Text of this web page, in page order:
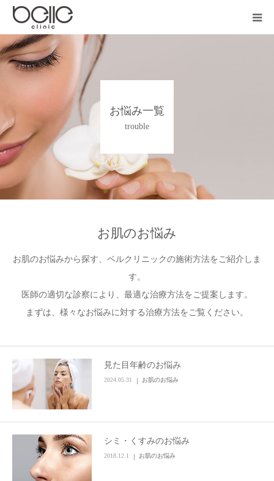
お悩み一覧
trouble
お肌のお悩み
お肌のお悩みから探す、ベルクリニックの施術方法をご紹介しま
す。
医師の適切な診察により、最適な治療方法をご提案します。
まずは、様々なお悩みに対する治療方法をご覧ください。
見た目年齢のお悩み
2024.05.31 お肌のお悩み
シミ・くすみのお悩み
2018.12.1 お肌のお悩み
医院紹介
施術料金
オンライン相談